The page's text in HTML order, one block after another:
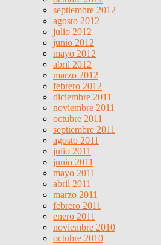
septiembre 2012
agosto 2012
julio 2012
junio 2012
mayo 2012
abril 2012
marzo 2012
febrero 2012
diciembre 2011
noviembre 2011
octubre 2011
septiembre 2011
agosto 2011
julio 2011
junio 2011
mayo 2011
abril 2011
marzo 2011
febrero 2011
enero 2011
noviembre 2010
octubre 2010